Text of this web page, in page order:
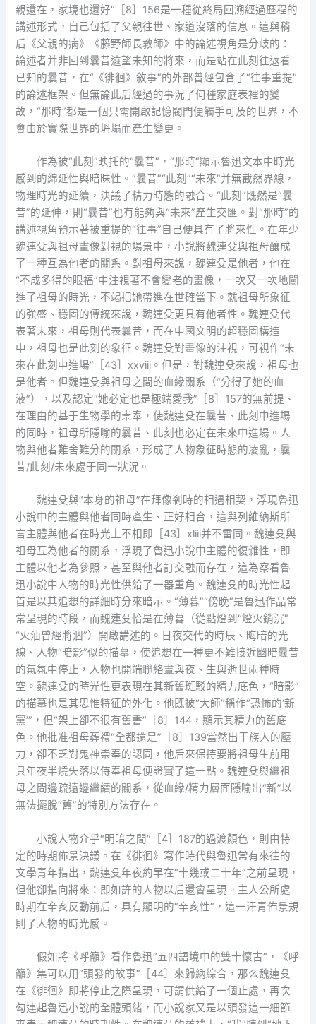
親還在，家境也還好”［8］156是一種從終局回溯經過歷程的
講述形式，自己包括了父親往世、家道沒落的信息。這與稍
后《父親的病》《藤野師長教師》中的論述視角是分歧的：
論述者并非回到曩昔遠望未知的將來，而是站在此刻往返看
已知的曩昔，在“《徘徊》敘事”的外部曾經包含了“往事重提”
的論述框架。但無論此后經過的事況了何種家庭表裡的變
故，“那時”都是一個只需開啟記憶閥門便觸手可及的世界，不
會由於實際世界的坍塌而產生變更。
作為被“此刻”映托的“曩昔”，“那時”顯示魯迅文本中時光
感到的綿延性與暗昧性。“曩昔”“此刻”“未來”并無截然界線，
物理時光的延續，決議了精力時態的融合。“此刻”既然是“曩
昔”的延伸，則“曩昔”也有能夠與“未來”產生交匯。對“那時”的
講述視角預示著被重提的“往事”自己便具有了將來性。在年少
魏連殳與祖母畫像對視的場景中，小說將魏連殳與祖母釀成
了一種互為他者的關系。對祖母來說，魏連殳是他者，他在
“不成多得的眼福”中注視著不會變老的畫像，一次又一次地闖
進了祖母的時光，不竭把她帶進在世確當下。就祖母所象征
的強盛、穩固的傳統來說，魏連殳更具有他者性。魏連殳代
表著未來，祖母則代表曩昔，而在中國文明的超穩固構造
中，祖母也是此刻的象征。魏連殳對畫像的注視，可視作“未
來在此刻中進場”［43］xxviii。但是，對魏連殳來說，祖母也
是他者。但魏連殳與祖母之間的血緣關系（“分得了她的血
液”），以及認定“她必定也是極端愛我”［8］157的無前提、
在理由的基于生物學的崇奉，使魏連殳在曩昔、此刻中進場
的同時，祖母所隱喻的曩昔、此刻也必定在未來中進場。人
物與他者難舍難分的關系，形成了人物象征時態的凌亂，曩
昔/此刻/未來處于同一狀況。
魏連殳與“本身的祖母”在拜像剎時的相遇相契，浮現魯迅
小說中的主體與他者同時產生、正好相合，這與列維納斯所
言主體與他者在時光上不相即［43］xliii并不雷同。魏連殳與
祖母互為他者的關系，浮現了魯迅小說中主體的復雜性，即
主體以他者為參照，甚至與他者訂交融而存在，這為察看魯
迅小說中人物的時光性供給了一器重角。魏連殳的時光性起
首是以其追想的詳細時分來暗示。“薄暮”“傍晚”是魯迅作品常
常呈現的時段，而魏連殳恰是在薄暮（從點燈到“燈火銷沉”
“火油曾經將涸”）開啟講述的。日夜交代的時辰、晦暗的光
線、人物“暗影”似的描摹，使追想在一種更不難接近幽暗曩昔
的氣氛中停止，人物也開端聯絡晝與夜、生與逝世兩種時
空。魏連殳的時光性更表現在其新舊斑駁的精力底色，“暗影”
的描摹也是其思惟特征的外化。他既被“大師”稱作“恐怖的‘新
黨’”，但“架上卻不很有舊書”［8］144，顯示其精力的舊底
色。他批准祖母葬禮“全都還是”［8］139當然出于族人的壓
力，卻不乏對鬼神崇奉的認同，他后來保持要將祖母生前用
具年夜半燒失落以侍奉祖母便證實了這一點。魏連殳與繼祖
母之間邊疏遠邊繼續的關系，從血緣/精力層面隱喻出“新”以
無法擺脫“舊”的特別方法存在。
小說人物介乎“明暗之間”［4］187的過渡顏色，則由特
定的時期佈景決議。在《徘徊》寫作時代與魯迅常有來往的
文學青年指出，魏連殳年夜約早在“十幾或二十年”之前呈現，
但他卻指向將來：即如許的人物以后還會呈現。主人公所處
時期在辛亥反動前后，具有顯明的“辛亥性”，這一汗青佈景規
則了人物的時光感。
假如將《呼籲》看作魯迅“五四語境中的雙十懷古”，《呼
籲》集可以用“頭發的故事”［44］來歸納綜合，那么魏連殳
在《徘徊》即將停止之際呈現，可謂供給了一個止處，再次
勾連起魯迅小說的全體頭緒，而小說家又是以頭發這一細節